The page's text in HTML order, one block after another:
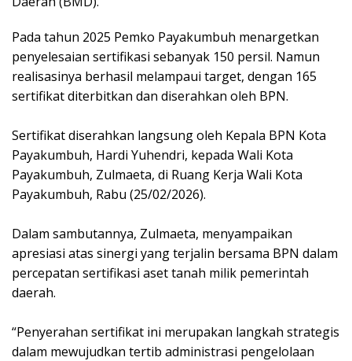
‎Pada tahun 2025 Pemko Payakumbuh menargetkan
penyelesaian sertifikasi sebanyak 150 persil. Namun
realisasinya berhasil melampaui target, dengan 165
sertifikat diterbitkan dan diserahkan oleh BPN.
‎Sertifikat diserahkan langsung oleh Kepala BPN Kota
Payakumbuh, Hardi Yuhendri, kepada Wali Kota
Payakumbuh, Zulmaeta, di Ruang Kerja Wali Kota
Payakumbuh, Rabu (25/02/2026).
‎Dalam sambutannya, Zulmaeta, menyampaikan
apresiasi atas sinergi yang terjalin bersama BPN dalam
percepatan sertifikasi aset tanah milik pemerintah
daerah.
‎“Penyerahan sertifikat ini merupakan langkah strategis
dalam mewujudkan tertib administrasi pengelolaan